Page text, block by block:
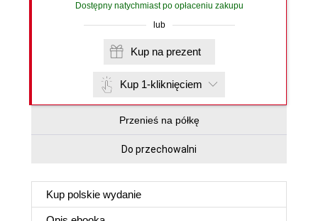
Dostępny natychmiast po opłaceniu zakupu
lub
Kup na prezent
Kup 1-kliknięciem
Przenieś na półkę
Do przechowalni
Kup polskie wydanie